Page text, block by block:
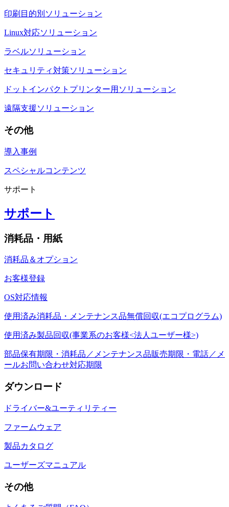
印刷目的別ソリューション
Linux対応ソリューション
ラベルソリューション
セキュリティ対策ソリューション
ドットインパクトプリンター用ソリューション
遠隔支援ソリューション
その他
導入事例
スペシャルコンテンツ
サポート
サポート
消耗品・用紙
消耗品＆オプション
お客様登録
OS対応情報
使用済み消耗品・メンテナンス品無償回収(エコプログラム)
使用済み製品回収(事業系のお客様<法人ユーザー様>)
部品保有期限・消耗品／メンテナンス品販売期限・電話／メ
ールお問い合わせ対応期限
ダウンロード
ドライバー&ユーティリティー
ファームウェア
製品カタログ
ユーザーズマニュアル
その他